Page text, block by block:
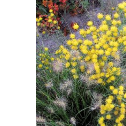
Mijn Aardigheyt account
Kwekerij
Wie ben ik
Waarom doe ik dit
Ecologie, duurzaamheid,